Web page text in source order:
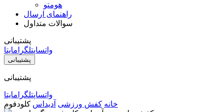
هومتو
راهنمای ارسال
سوالات متداول
پشتیبانی
واتساپتلگرامایتا
پشتیبانی
پشتیبانی
واتساپتلگرامایتا
خانه کفش ورزشی آدیداس کلودفوم